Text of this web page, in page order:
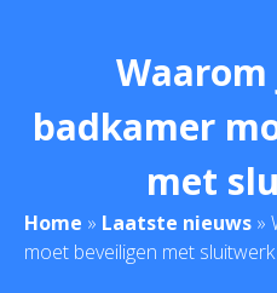
badkamer
met
Home » Laatste nieuws »
moet beveiligen met sluitwerk